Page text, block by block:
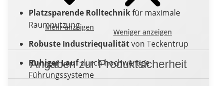
Platzsparende Rolltechnikfür maximale
Raumnutzung
Robuste Industriequalitätvon Teckentrup
Ruhiger Laufdurch hochwertige
Führungssysteme
Mehr anzeigen
Weniger anzeigen
Angaben zur Produktsicherheit